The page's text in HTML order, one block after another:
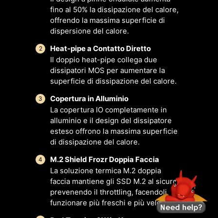
fino al 50% la dissipazione del calore,
offrendo la massima superficie di
dispersione del calore.
2
Heat-pipe a Contatto Diretto
Il doppio heat-pipe collega due
dissipatori MOS per aumentare la
superficie di dissipazione del calore.
3
Copertura in Alluminio
La copertura IO completamente in
alluminio e il design del dissipatore
esteso offrono la massima superficie
di dissipazione del calore.
4
M.2 Shield Frozr Doppia Faccia
La soluzione termica M.2 doppia
faccia mantiene gli SSD M.2 al sicuro
prevenendo il throttling, facendoli
funzionare più freschi e più veloci.
DISSIPATORE
CPU
DISSIPATORE
A LIQUIDO
Erogazione di
potenza 3A /
Supporta
MULTIPLI
SMART &
VENTOLE
MANUALI
PROFILI MULTIPLI
VENTOLE SMART & VENTOLE
MANUALI
User Scenario